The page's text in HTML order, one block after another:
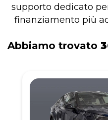
supporto dedicato
finanziamento più
Abbiamo trovato